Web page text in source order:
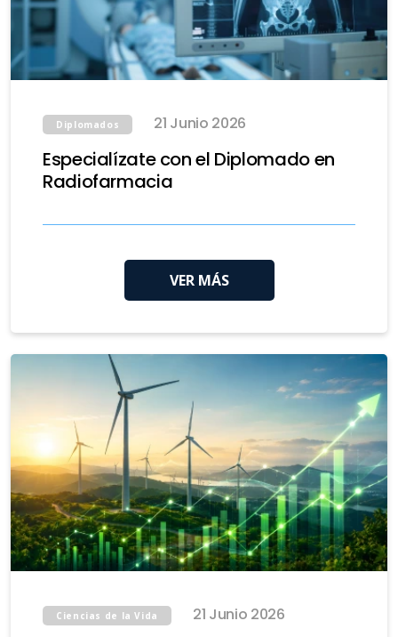
Diplomados 21 Junio 2026
Especialízate con el Diplomado en
Radiofarmacia
VER MÁS
Ciencias de la Vida 21 Junio 2026